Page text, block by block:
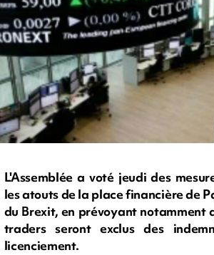
L'Assemblée a voté jeudi des
les atouts de la place financière de
du Brexit, en prévoyant notamment
traders seront exclus des
licenciement.